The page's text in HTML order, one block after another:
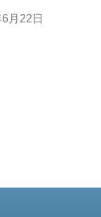
折扣机制、汇率
月22日